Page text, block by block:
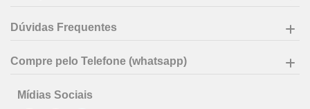
Dúvidas Frequentes
Compre pelo Telefone (whatsapp)
Mídias Sociais